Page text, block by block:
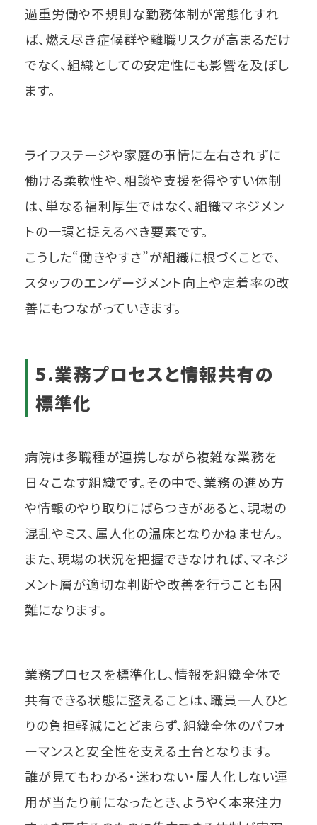
過重労働や不規則な勤務体制が常態化すれ
ば、燃え尽き症候群や離職リスクが高まるだけ
でなく、組織としての安定性にも影響を及ぼし
ます。
ライフステージや家庭の事情に左右されずに
働ける柔軟性や、相談や支援を得やすい体制
は、単なる福利厚生ではなく、組織マネジメン
トの一環と捉えるべき要素です。
こうした“働きやすさ”が組織に根づくことで、
スタッフのエンゲージメント向上や定着率の改
善にもつながっていきます。
5.業務プロセスと情報共有の
標準化
病院は多職種が連携しながら複雑な業務を
日々こなす組織です。その中で、業務の進め方
や情報のやり取りにばらつきがあると、現場の
混乱やミス、属人化の温床となりかねません。
また、現場の状況を把握できなければ、マネジ
メント層が適切な判断や改善を行うことも困
難になります。
業務プロセスを標準化し、情報を組織全体で
共有できる状態に整えることは、職員一人ひと
りの負担軽減にとどまらず、組織全体のパフォ
ーマンスと安全性を支える土台となります。
誰が見てもわかる・迷わない・属人化しない運
用が当たり前になったとき、ようやく本来注力